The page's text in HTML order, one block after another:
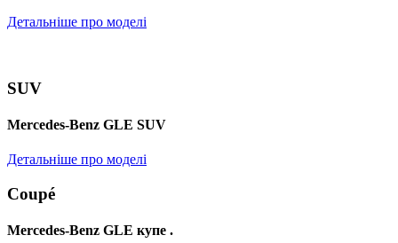
Детальніше про моделі
SUV
Mercedes-Benz GLE SUV
Детальніше про моделі
Coupé
Mercedes-Benz GLE купе .